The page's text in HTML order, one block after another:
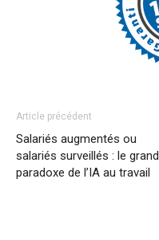
Article précédent
Salariés augmentés ou
salariés surveillés : le grand
paradoxe de l’IA au travail